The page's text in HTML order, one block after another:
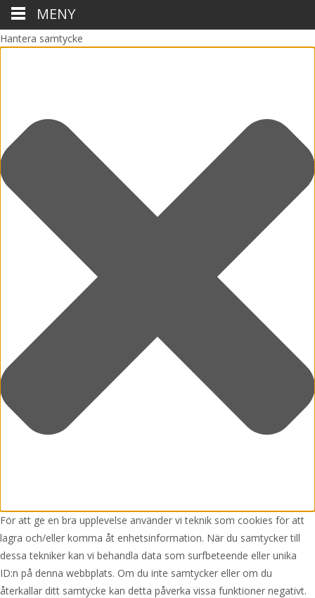
Hantera samtycke
För att ge en bra upplevelse använder vi teknik som cookies för att
lagra och/eller komma åt enhetsinformation. När du samtycker till
dessa tekniker kan vi behandla data som surfbeteende eller unika
ID:n på denna webbplats. Om du inte samtycker eller om du
återkallar ditt samtycke kan detta påverka vissa funktioner negativt.
MENY